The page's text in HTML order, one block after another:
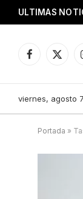
ULTIMAS
Facebook
X
viernes, agosto 7
Portada »